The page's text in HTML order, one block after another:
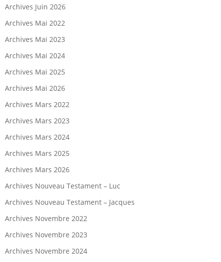
Archives Juin 2026
Archives Mai 2022
Archives Mai 2023
Archives Mai 2024
Archives Mai 2025
Archives Mai 2026
Archives Mars 2022
Archives Mars 2023
Archives Mars 2024
Archives Mars 2025
Archives Mars 2026
Archives Nouveau Testament – Luc
Archives Nouveau Testament – Jacques
Archives Novembre 2022
Archives Novembre 2023
Archives Novembre 2024